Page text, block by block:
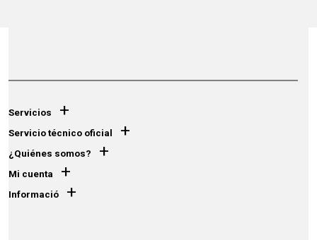
Servicios +
Servicio técnico oficial +
¿Quiénes somos? +
Mi cuenta +
Informació +